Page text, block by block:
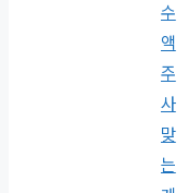
수
액
주
사
맞
는